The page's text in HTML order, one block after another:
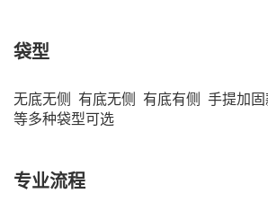
袋型
无底无侧 有底无侧 有底有侧 手提加固
等多种袋型可选
专业流程